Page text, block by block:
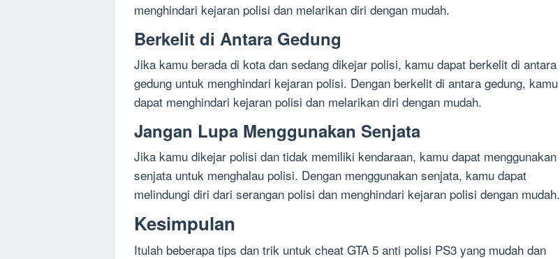
menghindari kejaran polisi dan melarikan diri dengan mudah.
Berkelit di Antara Gedung
Jika kamu berada di kota dan sedang dikejar polisi, kamu dapat berkelit di antara
gedung untuk menghindari kejaran polisi. Dengan berkelit di antara gedung, kamu
dapat menghindari kejaran polisi dan melarikan diri dengan mudah.
Jangan Lupa Menggunakan Senjata
Jika kamu dikejar polisi dan tidak memiliki kendaraan, kamu dapat menggunakan
senjata untuk menghalau polisi. Dengan menggunakan senjata, kamu dapat
melindungi diri dari serangan polisi dan menghindari kejaran polisi dengan mudah.
Kesimpulan
Itulah beberapa tips dan trik untuk cheat GTA 5 anti polisi PS3 yang mudah dan